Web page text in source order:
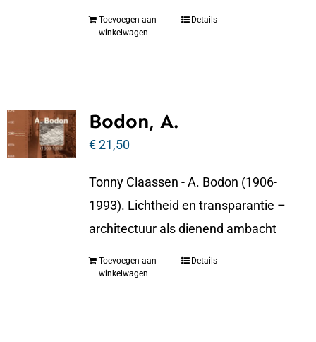
Toevoegen aan
winkelwagen
Details
Bodon, A.
€21,50
Tonny Claassen - A. Bodon (1906-
1993). Lichtheid en transparantie –
architectuur als dienend ambacht
Toevoegen aan
winkelwagen
Details